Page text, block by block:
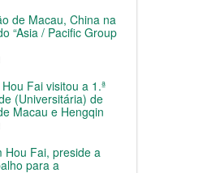
de Macau, China na
“Asia / Pacific Group
Fai visitou a 1.ª
(Universitária) de
Macau e Hengqin
Hou Fai, preside a
para a